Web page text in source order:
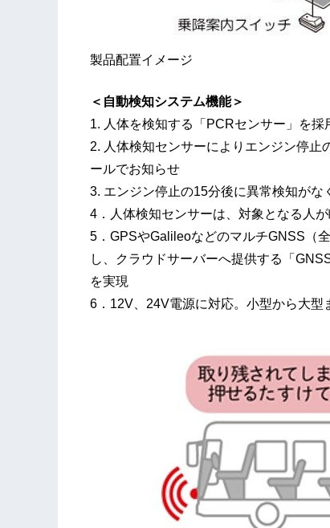
製品配置イメージ
＜自動検知システム機能＞
1. 人体を検知する「PCRセンサー」を
2. 人体検知センサーによりエンジン停止
ールでお知らせ
3. エンジン停止の15分後に異常検知が
4．人体検知センサーは、対象となる人
5．GPSやGalileoなどのマルチGNSS（
し、クラウドサーバーへ提供する「
を実現
6．12V、24V電源に対応。小型から大型